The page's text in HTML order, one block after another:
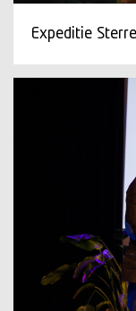
Expeditie